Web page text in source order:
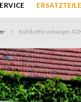
Kühlkofferanhänger